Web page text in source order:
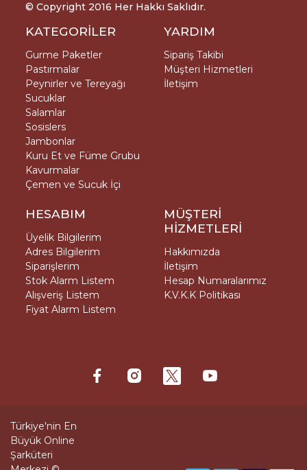
© Copyright 2016 Her Hakkı Saklıdır.
KATEGORİLER
Gurme Paketler
Pastırmalar
Peynirler ve Tereyağı
Sucuklar
Salamlar
Sosislers
Jambonlar
Kuru Et ve Füme Grubu
Kavurmalar
Çemen ve Sucuk İçi
YARDIM
Sipariş Takibi
Müşteri Hizmetleri
İletişim
HESABIM
Üyelik Bilgilerim
Adres Bilgilerim
Siparişlerim
Stok Alarm Listem
Alışveriş Listem
Fiyat Alarm Listem
MÜŞTERİ
HİZMETLERİ
Hakkımızda
İletişim
Hesap Numaralarımız
K.V.K.K Politikası
Türkiye'nin En
Büyük Online
Şarküteri